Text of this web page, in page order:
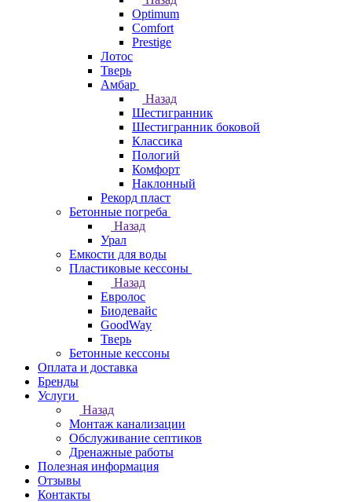
Optimum
Comfort
Prestige
Лотос
Тверь
Амбар
Назад
Шестигранник
Шестигранник боковой
Классика
Пологий
Комфорт
Наклонный
Рекорд пласт
Бетонные погреба
Назад
Урал
Емкости для воды
Пластиковые кессоны
Назад
Евролос
Биодевайс
GoodWay
Тверь
Бетонные кессоны
Оплата и доставка
Бренды
Услуги
Назад
Монтаж канализации
Обслуживание септиков
Дренажные работы
Полезная информация
Отзывы
Контакты